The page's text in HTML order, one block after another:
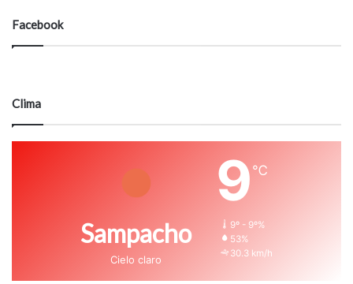
Facebook
Clima
Sampacho
Cielo claro
9 ℃
9º - 9º%
53%
30.3 km/h